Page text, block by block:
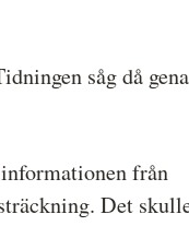
såg då
från
Det